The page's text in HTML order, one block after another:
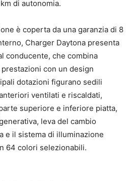
di autonomia.
è coperta da una garanzia di 8
Charger Daytona presenta
conducente, che combina
con un design
dotazioni figurano sedili
ventilati e riscaldati,
superiore e inferiore piatta,
leva del cambio
e il sistema di illuminazione
64 colori selezionabili.